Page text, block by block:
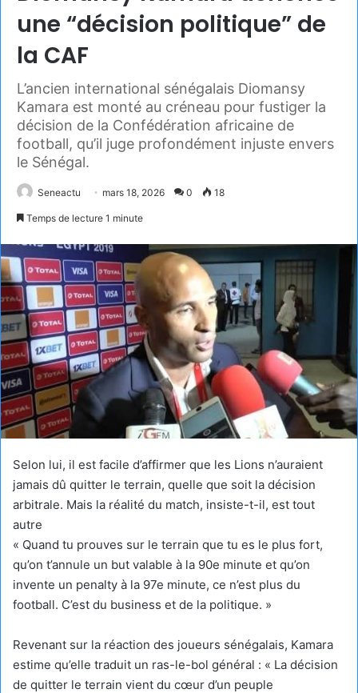
une “décision politique” de
la CAF
L’ancien international sénégalais Diomansy
Kamara est monté au créneau pour fustiger la
décision de la Confédération africaine de
football, qu’il juge profondément injuste envers
le Sénégal.
Seneactu mars 18, 2026 0 18
Temps de lecture 1 minute
Selon lui, il est facile d’affirmer que les Lions n’auraient
jamais dû quitter le terrain, quelle que soit la décision
arbitrale. Mais la réalité du match, insiste-t-il, est tout
autre
« Quand tu prouves sur le terrain que tu es le plus fort,
qu’on t’annule un but valable à la 90e minute et qu’on
invente un penalty à la 97e minute, ce n’est plus du
football. C’est du business et de la politique. »
Revenant sur la réaction des joueurs sénégalais, Kamara
estime qu’elle traduit un ras-le-bol général : « La décision
de quitter le terrain vient du cœur d’un peuple